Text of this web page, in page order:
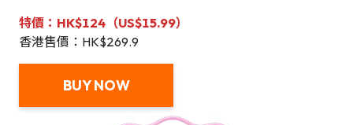
特價：HK$124（US$15.99）
香港售價：HK$269.9
BUY NOW